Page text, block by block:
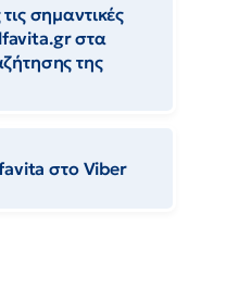
σημαντικές
στα
της
στο Viber